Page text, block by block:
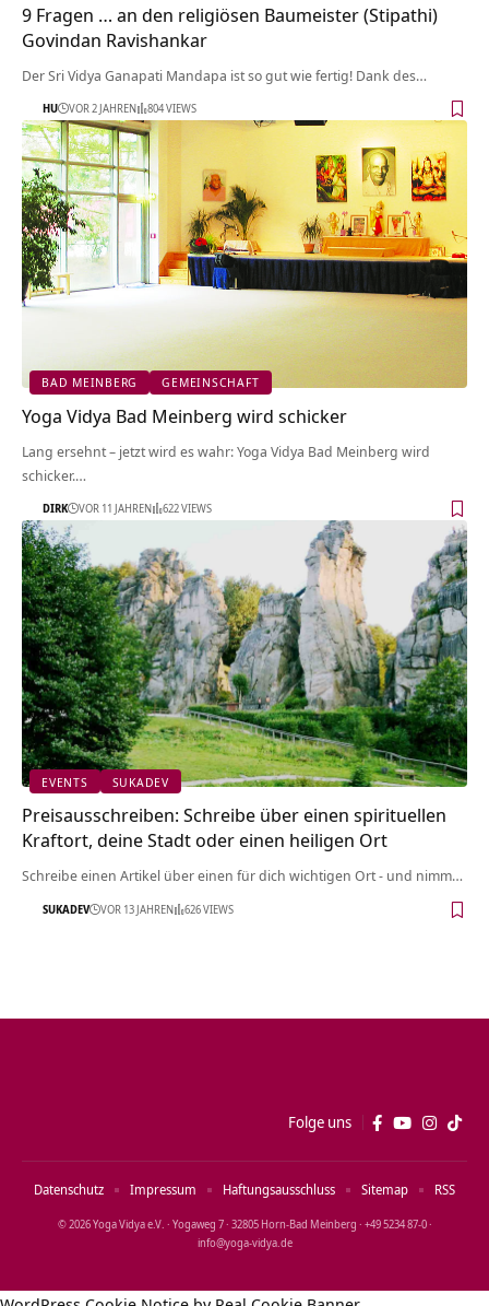
9 Fragen … an den religiösen Baumeister (Stipathi)
Govindan Ravishankar
Der Sri Vidya Ganapati Mandapa ist so gut wie fertig! Dank des…
HU VOR 2 JAHREN 804 VIEWS
BAD MEINBERG GEMEINSCHAFT
Yoga Vidya Bad Meinberg wird schicker
Lang ersehnt – jetzt wird es wahr: Yoga Vidya Bad Meinberg wird
schicker.…
DIRK VOR 11 JAHREN 622 VIEWS
EVENTS SUKADEV
Preisausschreiben: Schreibe über einen spirituellen
Kraftort, deine Stadt oder einen heiligen Ort
Schreibe einen Artikel über einen für dich wichtigen Ort - und nimm…
SUKADEV VOR 13 JAHREN 626 VIEWS
Folge uns
© 2026 Yoga Vidya e.V. · Yogaweg 7 · 32805 Horn‑Bad Meinberg · +49 5234 87‑0 ·
info@yoga‑vidya.de
Datenschutz Impressum Haftungsausschluss Sitemap RSS